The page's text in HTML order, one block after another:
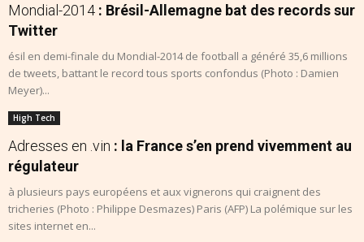
Mondial-2014 : Brésil-Allemagne bat des records sur
Twitter
ésil en demi-finale du Mondial-2014 de football a généré 35,6 millions
de tweets, battant le record tous sports confondus (Photo : Damien
Meyer)...
High Tech
Adresses en .vin : la France s’en prend vivemment au
régulateur
à plusieurs pays européens et aux vignerons qui craignent des
tricheries (Photo : Philippe Desmazes) Paris (AFP) La polémique sur les
sites internet en...